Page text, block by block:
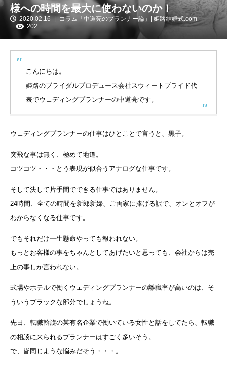
様への時間を最大に使わないのか！
2020.02.16
コラム「中道亮のプランナー論」| 姫路結婚式.com
202
こんにちは。
姫路のブライダルプロデュース会社スウィートブライド代
表でウェディングプランナーの中道亮です。
ウェディングプランナーの仕事はひとことで言うと、黒子。
突飛な事は無く、極めて地道。
コツコツ・・・とう表現が似合うアナログな仕事です。
そして決して片手間でできる仕事ではありません。
24時間、全ての時間を新郎新婦、ご両家に捧げる訳で、オンとオフが
わからなくなる仕事です。
でもそれだけ一生懸命やっても報われない。
もっとお客様の事をちゃんとしてあげたいと思っても、会社からは売
上の事しか言われない。
式場やホテルで働くウェディングプランナーの離職率が高いのは、そ
ういうブラックな部分でしょうね。
先日、転職斡旋の某有名企業で働いている女性と話をしてたら、転職
の相談に来られるプランナーはすごく多いそう。
で、皆同じような悩みだそう・・・。